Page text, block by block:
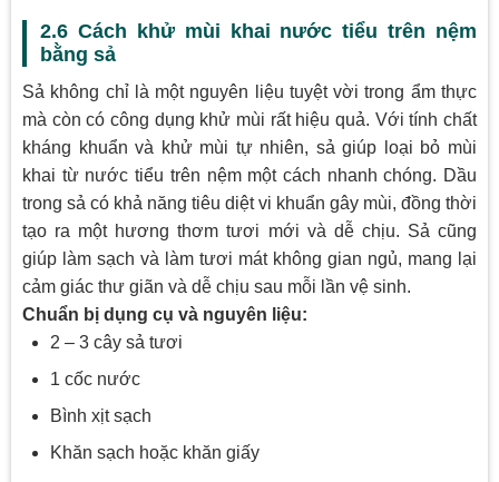
2.6 Cách khử mùi khai nước tiểu trên nệm
bằng sả
Sả không chỉ là một nguyên liệu tuyệt vời trong ẩm thực
mà còn có công dụng khử mùi rất hiệu quả. Với tính chất
kháng khuẩn và khử mùi tự nhiên, sả giúp loại bỏ mùi
khai từ nước tiểu trên nệm một cách nhanh chóng. Dầu
trong sả có khả năng tiêu diệt vi khuẩn gây mùi, đồng thời
tạo ra một hương thơm tươi mới và dễ chịu. Sả cũng
giúp làm sạch và làm tươi mát không gian ngủ, mang lại
cảm giác thư giãn và dễ chịu sau mỗi lần vệ sinh.
Chuẩn bị dụng cụ và nguyên liệu:
2 – 3 cây sả tươi
1 cốc nước
Bình xịt sạch
Khăn sạch hoặc khăn giấy